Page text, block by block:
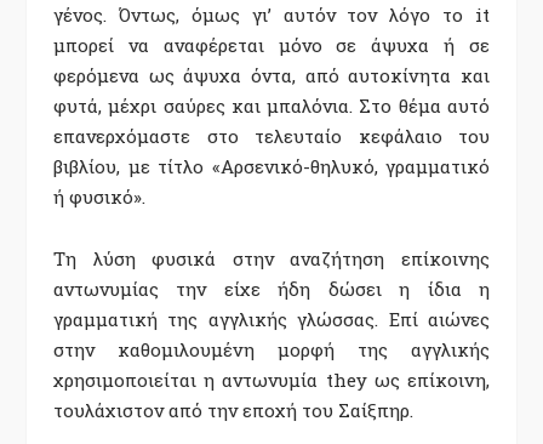
γένος. Όντως, όμως γι’ αυτόν τον λόγο το it
μπορεί να αναφέρεται μόνο σε άψυχα ή σε
φερόμενα ως άψυχα όντα, από αυτοκίνητα και
φυτά, μέχρι σαύρες και μπαλόνια. Στο θέμα αυτό
επανερχόμαστε στο τελευταίο κεφάλαιο του
βιβλίου, με τίτλο «Αρσενικό-θηλυκό, γραμματικό
ή φυσικό».
Τη λύση φυσικά στην αναζήτηση επίκοινης
αντωνυμίας την είχε ήδη δώσει η ίδια η
γραμματική της αγγλικής γλώσσας. Επί αιώνες
στην καθομιλουμένη μορφή της αγγλικής
χρησιμοποιείται η αντωνυμία they ως επίκοινη,
τουλάχιστον από την εποχή του Σαίξπηρ.